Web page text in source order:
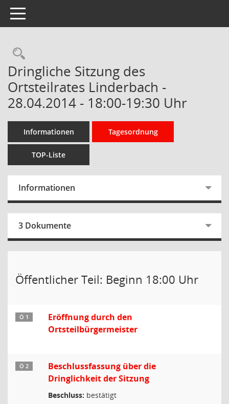
Toggle navigation
Rechercheauswahl
Dringliche Sitzung des
Ortsteilrates Linderbach -
28.04.2014 - 18:00-19:30 Uhr
Informationen Tagesordnung
TOP-Liste
Informationen
3 Dokumente
Öffentlicher Teil: Beginn 18:00 Uhr
Ö 1
Eröffnung durch den
Ortsteilbürgermeister
Ö 2
Beschlussfassung über die
Dringlichkeit der Sitzung
Beschluss: bestätigt